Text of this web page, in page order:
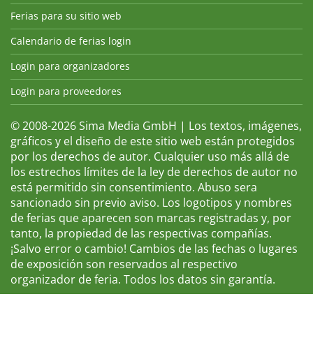
Ferias para su sitio web
Calendario de ferias login
Login para organizadores
Login para proveedores
© 2008-2026 Sima Media GmbH | Los textos, imágenes,
gráficos y el diseño de este sitio web están protegidos
por los derechos de autor. Cualquier uso más allá de
los estrechos límites de la ley de derechos de autor no
está permitido sin consentimiento. Abuso sera
sancionado sin previo aviso. Los logotipos y nombres
de ferias que aparecen son marcas registradas y, por
tanto, la propiedad de las respectivas compañías.
¡Salvo error o cambio! Cambios de las fechas o lugares
de exposición son reservados al respectivo
organizador de feria. Todos los datos sin garantía.